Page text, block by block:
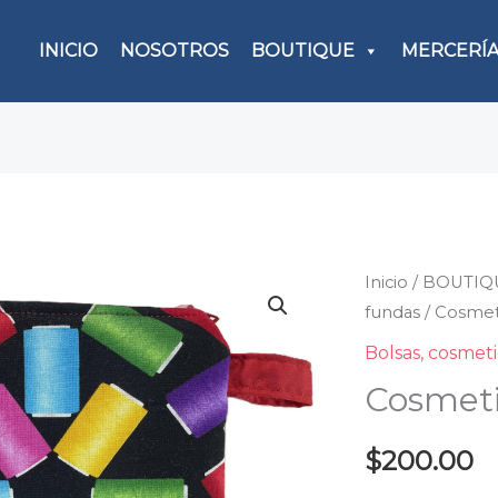
INICIO NOSOTROS BOUTIQUE
Inicio /
fundas /
Bolsas,
$200.00